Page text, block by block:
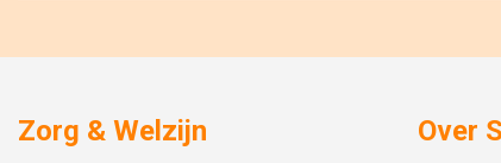
Zorg & Welzijn Over